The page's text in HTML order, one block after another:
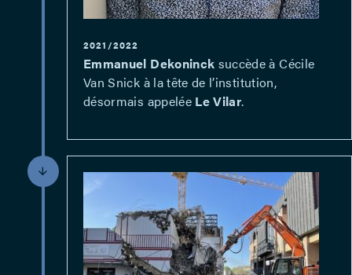
2021/2022
Emmanuel Dekoninck succède à Cécile
Van Snick à la tête de l’institution,
désormais appelée Le Vilar.